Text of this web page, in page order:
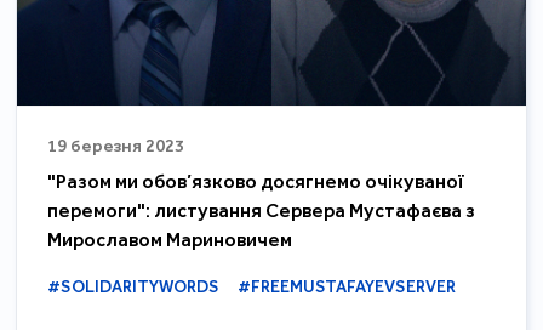
19 березня 2023
"Разом ми обов’язково досягнемо очікуваної
перемоги": листування Сервера Мустафаєва з
Мирославом Мариновичем
#SOLIDARITYWORDS #FREEMUSTAFAYEVSERVER